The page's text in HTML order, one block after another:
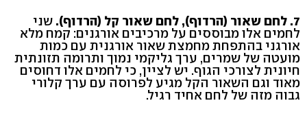
7. לחם שאור (הרדוף), לחם שאור קל (הרדוף).
שני
לחמים אלו מבוססים על מרכיבים אורגנים: קמח מלא
אורגני בהתפחת מחמצת שאור אורגנית עם כמות
מועטה של שמרים, ערך גליקמי נמוך ותרומה תזונתית
חיונית לצורכי הגוף. יש לציין, כי לחמים אלו דחוסים
מאוד וגם השאור הקל מגיע לפרוסה עם ערך קלורי
גבוה מזה של לחם אחיד רגיל.